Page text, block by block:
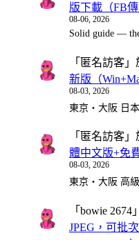
版下載（FB傳
08-06, 2026
Solid guide —
「 匿名訪客
新版（
08-03, 2026
東京・大阪 日
「 匿名訪客
體中文版+免
08-03, 2026
東京・大阪 高
「 bowie 2674
JPEG，可批